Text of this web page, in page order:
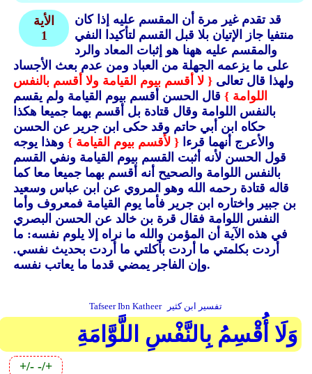
الأية
1
قد تقدم غير مرة أن المقسم عليه إذا كان
منتفيا جاز الإتيان بلا قبل القسم لتأكيدا النفي
والمقسم عليه ههنا هو إثبات المعاد والرد
على ما يزعمه الجهلة من العباد ومن عدم بعث الأجساد
ولهذا قال تعالى { لا أقسم بيوم القيامة ولا أقسم بالنفس
اللوامة }قال الحسن أقسم بيوم القيامة ولم يقسم
بالنفس اللوامة وقال قتادة بل أقسم بهما جميعا هكذا
حكاه ابن أبي حاتم وقد حكى ابن جرير عن الحسن
والأعرج أنهما قرءا { لأقسم بيوم القيامة }وهذا يوجه
قول الحسن لأنه أثبت القسم بيوم القيامة ونفي القسم
بالنفس اللوامة والصحيح أنه أقسم بهما جميعا معا كما
قاله قتادة رحمه الله وهو المروي عن ابن عباس وسعيد
بن جبير واختاره ابن جرير فأما يوم القيامة فمعروف وأما
النفس اللوامة فقال قرة بن خالد عن الحسن البصري
في هذه الآية أن المؤمن والله ما نراه إلا يلوم نفسه: ما
أردت بكلمتي ما أردت بأكلتي ما أردت بحديث نفسي.
وإن الفاجر يمضي قدما ما يعاتب نفسه.
Tafseer Ibn Katheer تفسير ابن كثير
وَلَا أُقْسِمُ بِالنَّفْسِ اللَّوَّامَةِ
+/- -/+